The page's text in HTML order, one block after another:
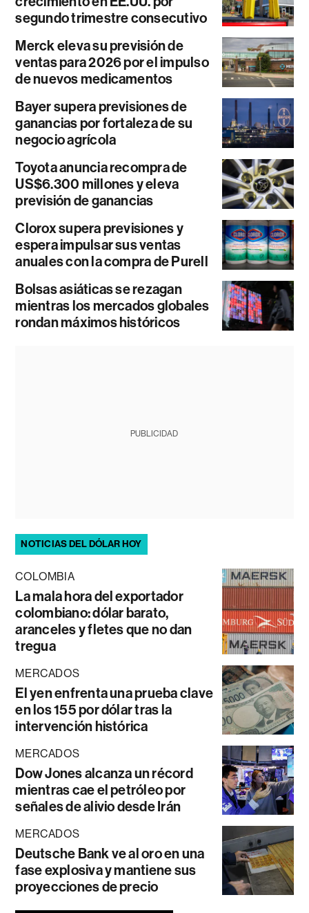
segundo trimestre consecutivo
Merck eleva su previsión de
ventas para 2026 por el impulso
de nuevos medicamentos
Bayer supera previsiones de
ganancias por fortaleza de su
negocio agrícola
Toyota anuncia recompra de
US$6.300 millones y eleva
previsión de ganancias
Clorox supera previsiones y
espera impulsar sus ventas
anuales con la compra de Purell
Bolsas asiáticas se rezagan
mientras los mercados globales
rondan máximos históricos
PUBLICIDAD
NOTICIAS DEL DÓLAR HOY
COLOMBIA
La mala hora del exportador
colombiano: dólar barato,
aranceles y fletes que no dan
tregua
MERCADOS
El yen enfrenta una prueba clave
en los 155 por dólar tras la
intervención histórica
MERCADOS
Dow Jones alcanza un récord
mientras cae el petróleo por
señales de alivio desde Irán
MERCADOS
Deutsche Bank ve al oro en una
fase explosiva y mantiene sus
proyecciones de precio